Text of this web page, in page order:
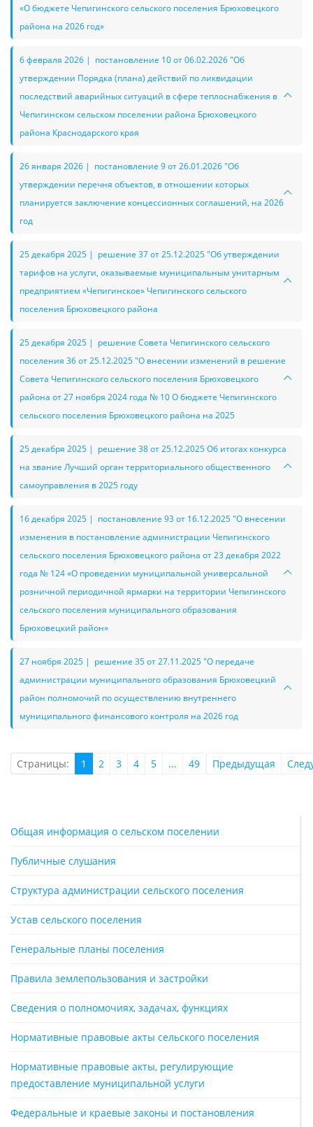
Общая информация о сельском поселении
Публичные слушания
Структура администрации сельского поселения
Устав сельского поселения
Генеральные планы поселения
Правила землепользования и застройки
Сведения о полномочиях, задачах, функциях
Нормативные правовые акты сельского поселения
Нормативные правовые акты, регулирующие
предоставление муниципальной услуги
Федеральные и краевые законы и постановления
«О бюджете Чепигинского сельского поселения Брюховецкого
района на 2026 год»
6 февраля 2026 | постановление 10 от 06.02.2026 "Об
утверждении Порядка (плана) действий по ликвидации
последствий аварийных ситуаций в сфере теплоснабжения в
Чепигинском сельском поселении района Брюховецкого
района Краснодарского края
26 января 2026 | постановление 9 от 26.01.2026 "Об
утверждении перечня объектов, в отношении которых
планируется заключение концессионных соглашений, на 2026
год
25 декабря 2025 | решение 37 от 25.12.2025 "Об утверждении
тарифов на услуги, оказываемые муниципальным унитарным
предприятием «Чепигинское» Чепигинского сельского
поселения Брюховецкого района
25 декабря 2025 | решение Совета Чепигинского сельского
поселения 36 от 25.12.2025 "О внесении изменений в решение
Совета Чепигинского сельского поселения Брюховецкого
района от 27 ноября 2024 года № 10 О бюджете Чепигинского
сельского поселения Брюховецкого района на 2025
25 декабря 2025 | решение 38 от 25.12.2025 Об итогах конкурса
на звание Лучший орган территориального общественного
самоуправления в 2025 году
16 декабря 2025 | постановление 93 от 16.12.2025 "О внесении
изменения в постановление администрации Чепигинского
сельского поселения Брюховецкого района от 23 декабря 2022
года № 124 «О проведении муниципальной универсальной
розничной периодичной ярмарки на территории Чепигинского
сельского поселения муниципального образования
Брюховецкий район»
27 ноября 2025 | решение 35 от 27.11.2025 "О передаче
администрации муниципального образования Брюховецкий
район полномочий по осуществлению внутреннего
муниципального финансового контроля на 2026 год
Страницы: 1 2 3 4 5 ... 49 Предыдущая